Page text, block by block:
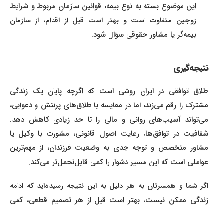
این موضوع بسته به نوع بیمه، قوانین سازمان مربوط و شرایط
زوجین متفاوت است و بهتر است قبل از اقدام، از سازمان
بیمه‌گر یا مشاور حقوقی سؤال شود.
نتیجه‌گیری
طلاق توافقی در ایران روشی است که اگرچه پایان یک زندگی
مشترک را رقم می‌زند، اما در مقایسه با طلاق‌های پرتنش و دعوایی،
می‌تواند آسیب‌های روانی و مالی را تا حد زیادی کاهش دهد.
شفافیت در توافق‌ها، رعایت اصول قانونی، مشورت با وکیل یا
مشاور متخصص و توجه جدی به وضعیت فرزندان، از مهم‌ترین
عواملی است که این مسیر دشوار را کمی قابل‌تحمل‌تر می‌کند.
اگر شما و همسرتان به هر دلیل به این نتیجه رسیده‌اید که ادامه
زندگی ممکن نیست، بهتر است قبل از هر تصمیم قطعی، کمی